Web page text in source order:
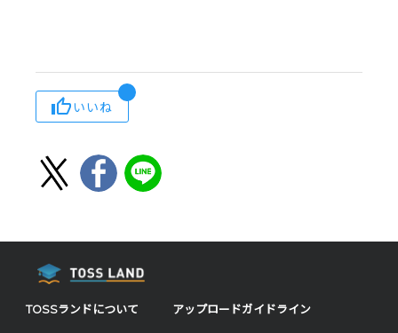
いいね
TOSSランドについて アップロードガイドライン